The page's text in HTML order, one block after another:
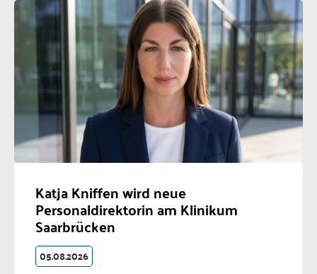
Katja Kniffen wird neue
Personaldirektorin am Klinikum
Saarbrücken
05.08.2026